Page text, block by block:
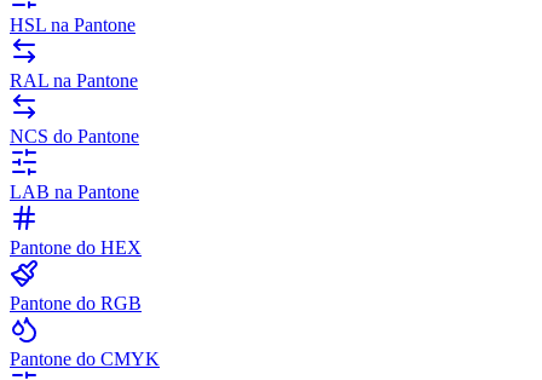
HSL na Pantone
RAL na Pantone
NCS do Pantone
LAB na Pantone
Pantone do HEX
Pantone do RGB
Pantone do CMYK